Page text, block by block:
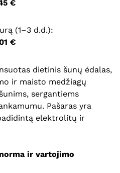
€
(1–3 d.d.):
€
dietinis šunų ėdalas,
ir maisto medžiagų
sergantiems
Pašaras yra
elektrolitų ir
ir vartojimo